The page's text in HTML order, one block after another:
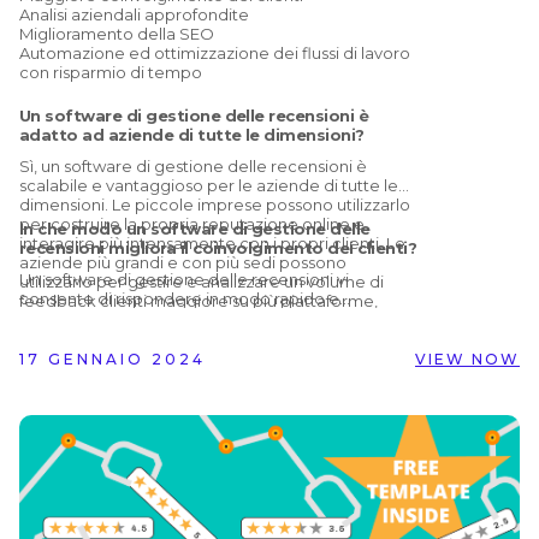
Analisi aziendali approfondite
Miglioramento della SEO
Automazione ed ottimizzazione dei flussi di lavoro
con risparmio di tempo
Un software di gestione delle recensioni è
adatto ad aziende di tutte le dimensioni?
Sì, un software di gestione delle recensioni è
scalabile e vantaggioso per le aziende di tutte le
dimensioni. Le piccole imprese possono utilizzarlo
per costruire la propria reputazione online e
interagire più intensamente con i propri clienti. Le
aziende più grandi e con più sedi possono
utilizzarlo per gestire e analizzare un volume di
feedback clienti maggiore su più piattaforme,
In che modo un software di gestione delle
recensioni migliora il coinvolgimento dei clienti?
Un software di gestione delle recensioni vi
consente di rispondere in modo rapido e
che apprezzate il loro giudizio, aumentando così la
apprezzamenti più frequenti da parte degli ospiti e
a rispondere di conseguenza, migliorando i
prodotti, i servizi e l’esperienza complessiva dei
clienti.
17 GENNAIO 2024 VIEW NOW